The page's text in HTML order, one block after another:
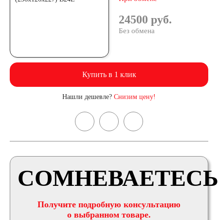
24500 руб.
Без обмена
Купить в 1 клик
Нашли дешевле? Снизим цену!
Получите подробную консультацию
о выбранном товаре.